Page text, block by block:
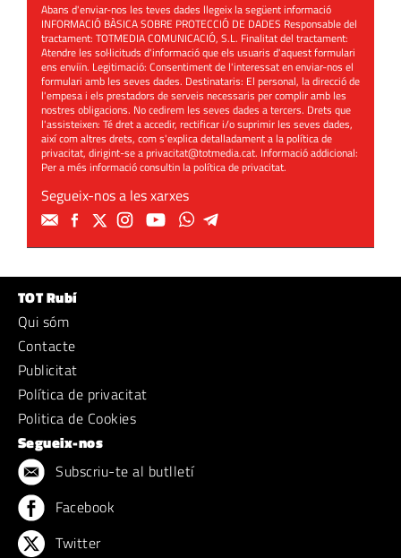
Abans d'enviar-nos les teves dades llegeix la següent informació
INFORMACIÓ BÀSICA SOBRE PROTECCIÓ DE DADES Responsable del
tractament: TOTMEDIA COMUNICACIÓ, S.L. Finalitat del tractament:
Atendre les sol·licituds d'informació que els usuaris d'aquest formulari
ens enviïn. Legitimació: Consentiment de l'interessat en enviar-nos el
formulari amb les seves dades. Destinataris: El personal, la direcció de
l'empesa i els prestadors de serveis necessaris per complir amb les
nostres obligacions. No cedirem les seves dades a tercers. Drets que
l'assisteixen: Té dret a accedir, rectificar i/o suprimir les seves dades,
així com altres drets, com s'explica detalladament a la política de
privacitat, dirigint-se aprivacitat@totmedia.cat. Informació addicional:
Per a més informació consultin lapolítica de privacitat.
Segueix-nos a les xarxes
TOT Rubí
Qui sóm
Contacte
Publicitat
Política de privacitat
Politica de Cookies
Segueix-nos
Subscriu-te al butlletí
Facebook
Twitter